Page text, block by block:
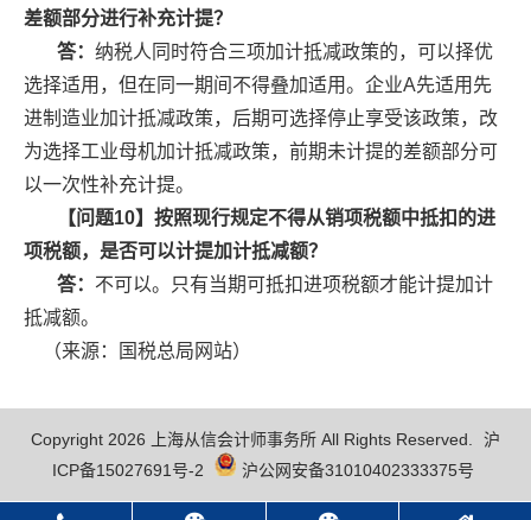
差额部分进行补充计提？
答： 纳税人同时符合三项加计抵减政策的，可以择优
选择适用，但在同一期间不得叠加适用。企业A先适用先
进制造业加计抵减政策，后期可选择停止享受该政策，改
为选择工业母机加计抵减政策，前期未计提的差额部分可
以一次性补充计提。
【问题10】按照现行规定不得从销项税额中抵扣的进
项税额，是否可以计提加计抵减额？
答： 不可以。只有当期可抵扣进项税额才能计提加计
抵减额。
（来源：国税总局网站）
Copyright 2026 上海从信会计师事务所 All Rights Reserved.
沪
ICP备15027691号-2
沪公网安备31010402333375号